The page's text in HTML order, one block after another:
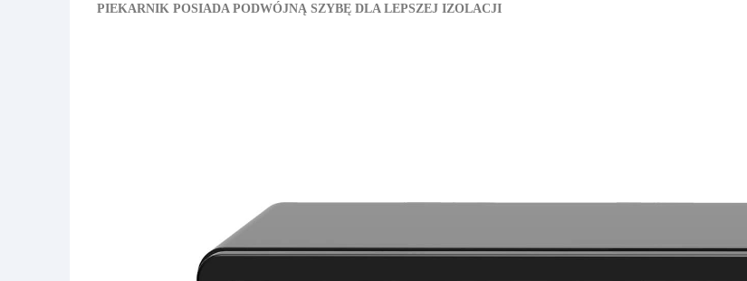
PIEKARNIK POSIADA PODWÓJNĄ SZYBĘ DLA LEPSZEJ IZOLACJI